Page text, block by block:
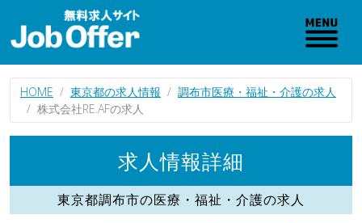
HOME 東京都の求人情報
調布市医療・福祉・介護の求人
株式会社RE.AFの求人
求人情報詳細
東京都調布市の医療・福祉・介護の求人